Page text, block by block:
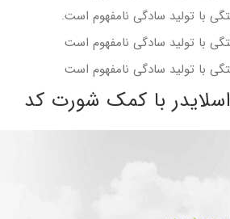
با تولید سادگی نامفهوم است.
با تولید سادگی نامفهوم است
با تولید سادگی نامفهوم است
اسلایدر با کمک شورت کد